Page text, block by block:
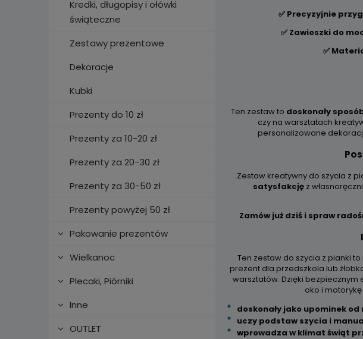
Kredki, długopisy i ołówki
świąteczne
Zestawy prezentowe
Dekoracje
Kubki
Prezenty do 10 zł
Prezenty za 10-20 zł
Prezenty za 20-30 zł
Prezenty za 30-50 zł
Prezenty powyżej 50 zł
Pakowanie prezentów
Wielkanoc
Plecaki, Piórniki
Inne
OUTLET
✅ Precyzyjnie
✅ Zawieszki do
✅
Ten zestaw to doskonały
czy na warsztatach
personalizowane
Zestaw kreatywny do szycia z
satysfakcjęz
Zamów już dziś i spraw
Ten zestaw do szycia z pianki
prezent dla przedszkola lub
warsztatów. Dzięki bezpiecznym
oko i
doskonały jako upominek
uczy podstaw szycia i
wprowadza w klimat świąt